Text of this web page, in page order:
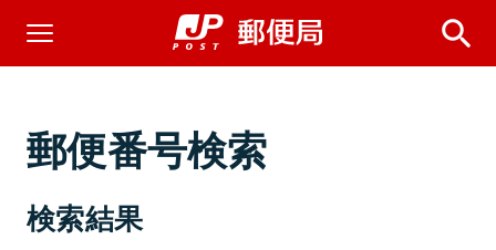
郵便番号検索
検索結果